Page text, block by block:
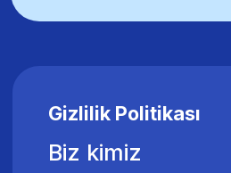
Gizlilik Politikası
Biz kimiz